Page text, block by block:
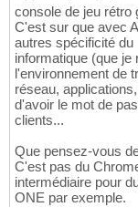
console de jeu rétro
C'est sur que avec
autres spécificité
informatique (que
l'environnement de
réseau,
d'avoir le mot de
clients...
Que pensez-vous
C'est pas du
intermédiaire pour
ONE par exemple.